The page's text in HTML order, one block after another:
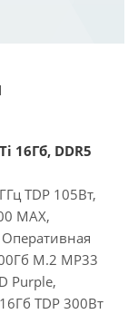
16Гб, DDR5
TDP 105Вт,
MAX,
Оперативная
M.2 MP33
Purple,
TDP 300Вт